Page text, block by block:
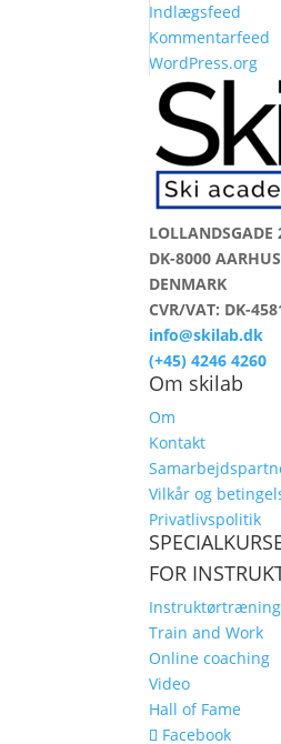
Indlægsfeed
Kommentarfeed
WordPress.org
LOLLANDSGADE
DK-8000
DENMARK
CVR/VAT: DK-
info@skilab.dk
(+45) 4246 4260
Om skilab
Om
Kontakt
Vilkår og
Privatlivspolitik
FOR
Instruktørtræning
Train and Work
Online coaching
Video
Hall of Fame
Facebook